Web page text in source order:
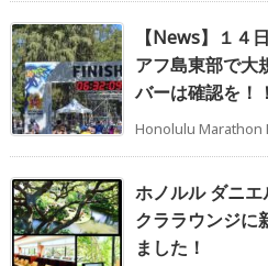
【News】１
アフ島東部で
バーは確認を！！
Honolulu Marathon
ホノルル ダニエ
クララウンジに
ました！